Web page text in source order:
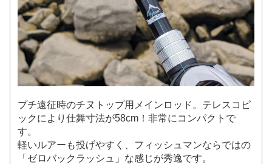
プチ遠征時のチヌトップ用メインロッド。テレスコピ
ックにより仕舞寸法が58cm！非常にコンパクトで
す。
軽いルアーも投げやすく、フィッシュマンならではの
「ゼロバックラッシュ」な感じが秀逸です。